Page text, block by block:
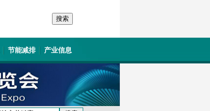
节能减排 产业信息